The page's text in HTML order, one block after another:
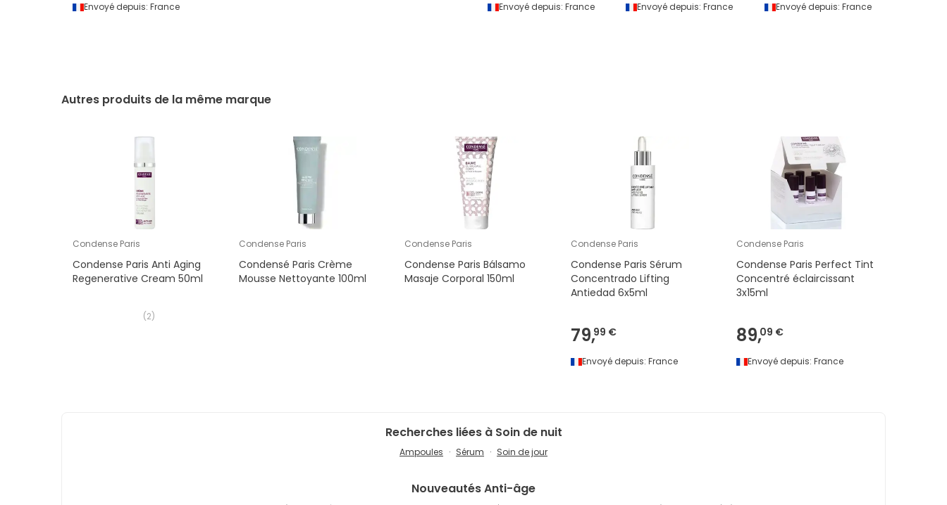
Envoyé depuis: France Envoyé depuis: France Envoyé depuis: France Envoyé depuis: France
Autres produits de la même marque
Condense Paris
Condense Paris Anti Aging
Regenerative Cream 50ml
(2)
Condense Paris
Condensé Paris Crème
Mousse Nettoyante 100ml
Condense Paris
Condense Paris Bálsamo
Masaje Corporal 150ml
Condense Paris
Condense Paris Sérum
Concentrado Lifting
Antiedad 6x5ml
79,99 €
Envoyé depuis: France
Condense Paris
Condense Paris Perfect Tint
Concentré éclaircissant
3x15ml
89,09 €
Envoyé depuis: France
Recherches liées à Soin de nuit
Ampoules Sérum Soin de jour
NouveautésAnti-âge